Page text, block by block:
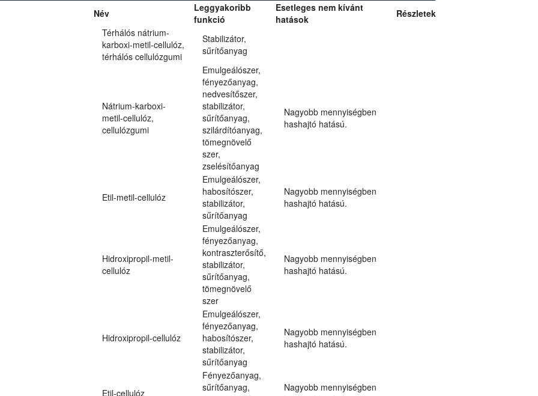
Név
Leggyakoribb
funkció
Esetleges nem kívánt
hatások
Részletek
Térhálós nátrium-
karboxi-metil-cellulóz,
térhálós cellulózgumi
Stabilizátor,
sűrítőanyag
Nátrium-karboxi-
metil-cellulóz,
cellulózgumi
Emulgeálószer,
fényezőanyag,
nedvesítőszer,
stabilizátor,
sűrítőanyag,
szilárdítóanyag,
tömegnövelő
szer,
zselésítőanyag
Nagyobb mennyiségben
hashajtó hatású.
Etil-metil-cellulóz
Emulgeálószer,
habosítószer,
stabilizátor,
sűrítőanyag
Nagyobb mennyiségben
hashajtó hatású.
Hidroxipropil-metil-
cellulóz
Emulgeálószer,
fényezőanyag,
kontraszterősítő,
stabilizátor,
sűrítőanyag,
tömegnövelő
szer
Nagyobb mennyiségben
hashajtó hatású.
Hidroxipropil-cellulóz
Emulgeálószer,
fényezőanyag,
habosítószer,
stabilizátor,
sűrítőanyag
Nagyobb mennyiségben
hashajtó hatású.
Etil-cellulóz
Fényezőanyag,
sűrítőanyag,
Nagyobb mennyiségben